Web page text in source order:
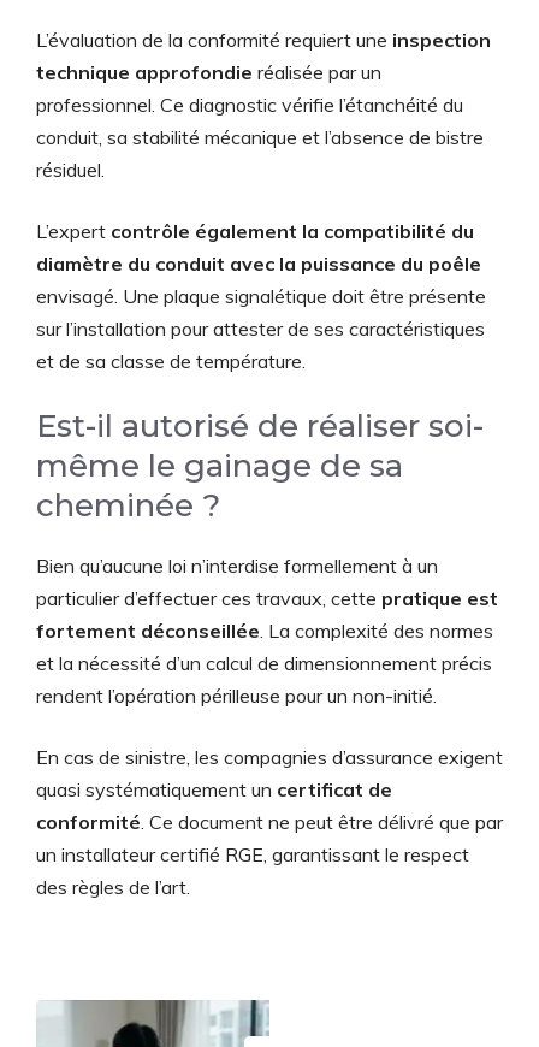
L’évaluation de la conformité requiert une inspection
technique approfondie réalisée par un
professionnel. Ce diagnostic vérifie l’étanchéité du
conduit, sa stabilité mécanique et l’absence de bistre
résiduel.
L’expert contrôle également la compatibilité du
diamètre du conduit avec la puissance du poêle
envisagé. Une plaque signalétique doit être présente
sur l’installation pour attester de ses caractéristiques
et de sa classe de température.
Est-il autorisé de réaliser soi-
même le gainage de sa
cheminée ?
Bien qu’aucune loi n’interdise formellement à un
particulier d’effectuer ces travaux, cette pratique est
fortement déconseillée . La complexité des normes
et la nécessité d’un calcul de dimensionnement précis
rendent l’opération périlleuse pour un non-initié.
En cas de sinistre, les compagnies d’assurance exigent
quasi systématiquement un certificat de
conformité . Ce document ne peut être délivré que par
un installateur certifié RGE, garantissant le respect
des règles de l’art.